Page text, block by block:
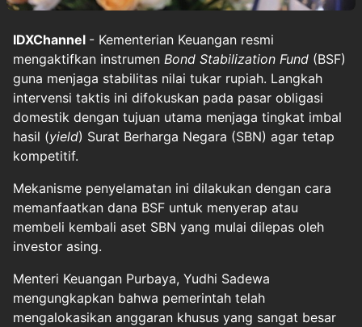
IDXChannel - Kementerian Keuangan resmi
mengaktifkan instrumen Bond Stabilization Fund (BSF)
guna menjaga stabilitas nilai tukar rupiah. Langkah
intervensi taktis ini difokuskan pada pasar obligasi
domestik dengan tujuan utama menjaga tingkat imbal
hasil (yield) Surat Berharga Negara (SBN) agar tetap
kompetitif.
Mekanisme penyelamatan ini dilakukan dengan cara
memanfaatkan dana BSF untuk menyerap atau
membeli kembali aset SBN yang mulai dilepas oleh
investor asing.
Menteri Keuangan Purbaya, Yudhi Sadewa
mengungkapkan bahwa pemerintah telah
mengalokasikan anggaran khusus yang sangat besar